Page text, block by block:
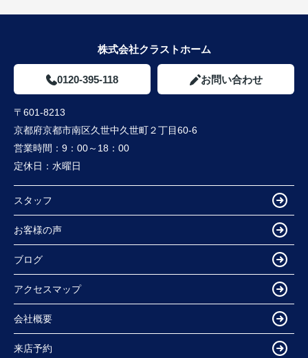
株式会社クラストホーム
0120-395-118 お問い合わせ
〒601-8213
京都府京都市南区久世中久世町２丁目60-6
営業時間： 9：00～18：00
定休日： 水曜日
スタッフ
お客様の声
ブログ
アクセスマップ
会社概要
来店予約